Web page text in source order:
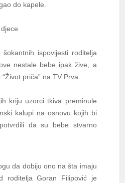
do kapele.
ispovijesti roditelja
nestale bebe ipak žive, a
priča” na TV Prva.
kriju uzorci tkiva preminule
kalupi na osnovu kojih bi
da su bebe stvarno
da dobiju ono na šta imaju
roditelja Goran Filipović je